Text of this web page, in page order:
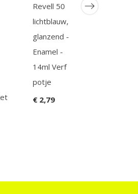
Revell 50
lichtblauw,
glanzend -
Enamel -
14ml Verf
potje
€ 2,79